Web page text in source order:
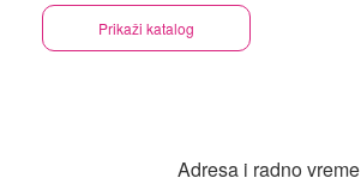
Prikaži katalog
Adresa i radno vreme